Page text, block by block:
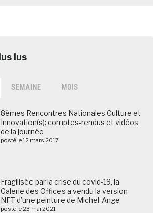
SEMAINE MOIS
8èmes Rencontres Nationales Culture et
Innovation(s): comptes-rendus et vidéos
de la journée
posté le 12 mars 2017
Fragilisée par la crise du covid-19, la
Galerie des Offices a vendu la version
NFT d’une peinture de Michel-Ange
posté le 23 mai 2021